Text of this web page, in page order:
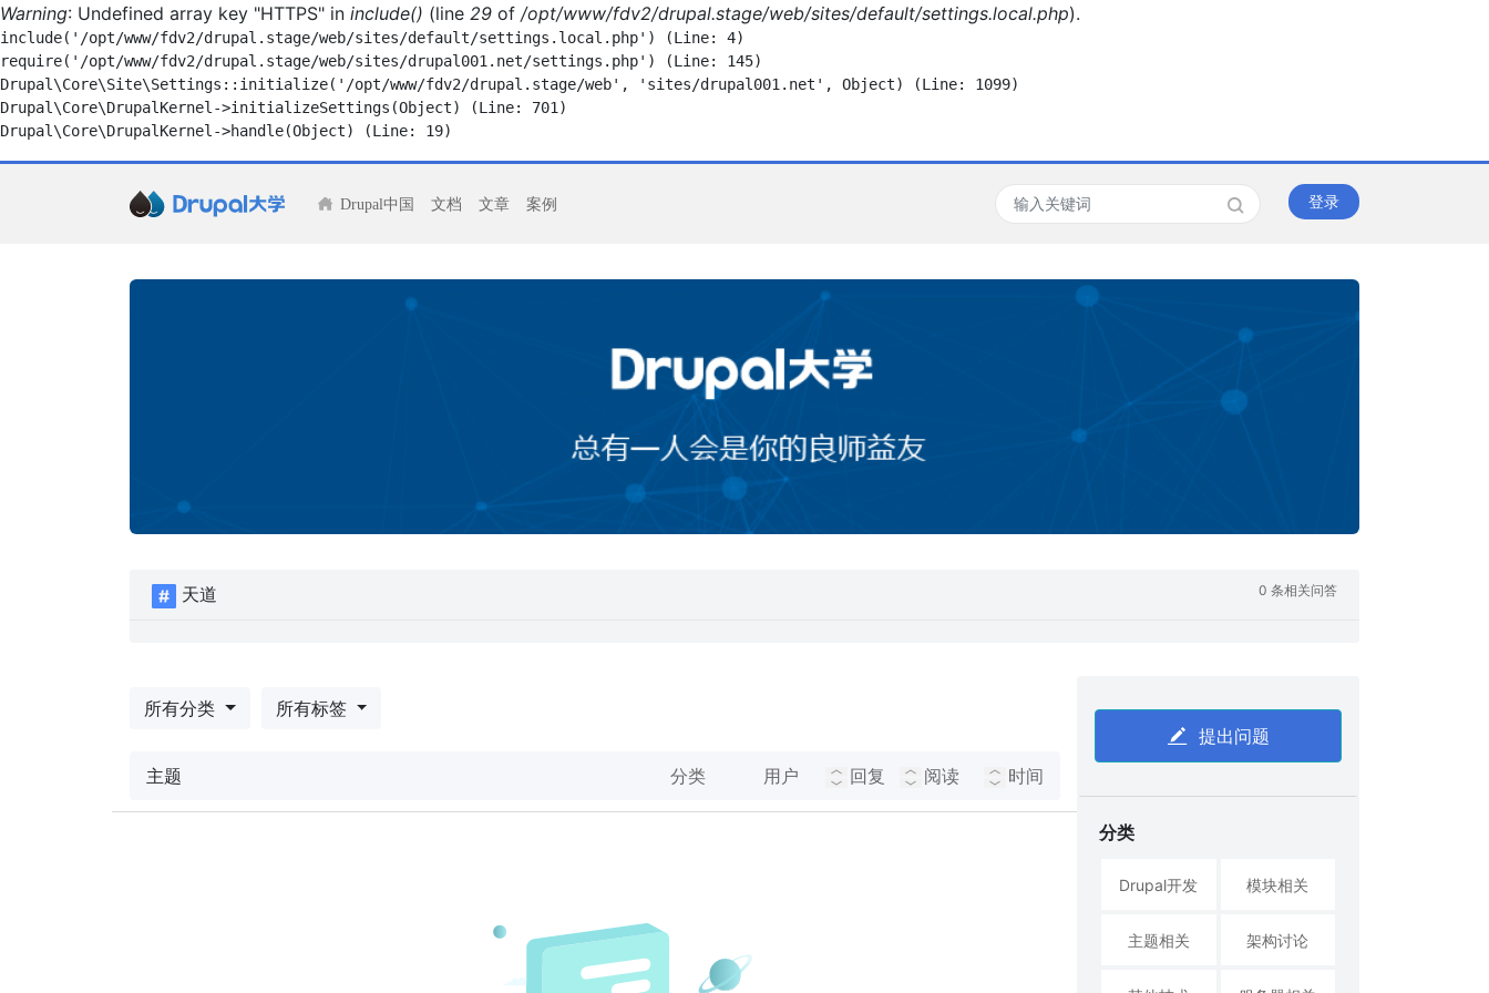
Warning: Undefined array key "HTTPS" in include() (line 29 of /opt/www/fdv2/drupal.stage/web/sites/default/settings.local.php).
include('/opt/www/fdv2/drupal.stage/web/sites/default/settings.local.php') (Line: 4)
require('/opt/www/fdv2/drupal.stage/web/sites/drupal001.net/settings.php') (Line: 145)
Drupal\Core\Site\Settings::initialize('/opt/www/fdv2/drupal.stage/web', 'sites/drupal001.net', Object) (Line: 1099)
Drupal\Core\DrupalKernel->initializeSettings(Object) (Line: 701)
Drupal中国 文档 文章 案例 登录
天道 0 条相关问答
所有分类 所有标签
主题 分类 用户 回复 阅读 时间
提出问题
分类
Drupal开发 模块相关
主题相关 架构讨论